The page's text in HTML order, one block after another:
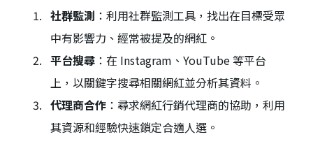
社群監測 ：利用社群監測工具，找出在目標受眾
中有影響力、經常被提及的網紅。
平台搜尋 ：在 Instagram、YouTube 等平台
上，以關鍵字搜尋相關網紅並分析其資料。
代理商合作 ：尋求網紅行銷代理商的協助，利用
其資源和經驗快速鎖定合適人選。